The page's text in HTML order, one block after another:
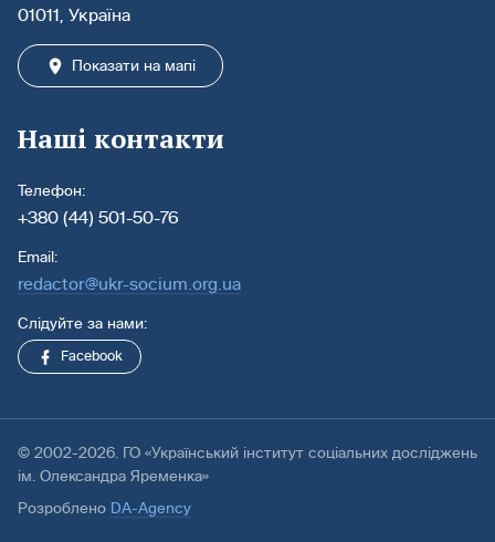
01011, Україна
Показати на мапі
Наші контакти
Телефон:
+380 (44) 501-50-76
Email:
redactor@ukr-socium.org.ua
Слідуйте за нами:
Facebook
© 2002-2026. ГО «Український інститут соціальних досліджень
ім. Олександра Яременка»
Розроблено DA-Agency